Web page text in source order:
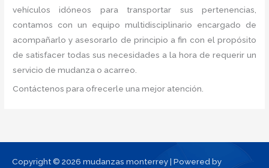
vehículos idóneos para transportar sus pertenencias,
contamos con un equipo multidisciplinario encargado de
acompañarlo y asesorarlo de principio a fin con el propósito
de satisfacer todas sus necesidades a la hora de requerir un
servicio de mudanza o acarreo.
Contáctenos para ofrecerle una mejor atención.
Copyright © 2026 mudanzas monterrey | Powered by